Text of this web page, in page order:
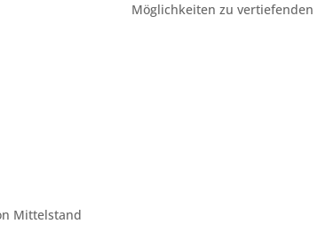
Möglichkeiten zu vertiefenden
Mittelstand